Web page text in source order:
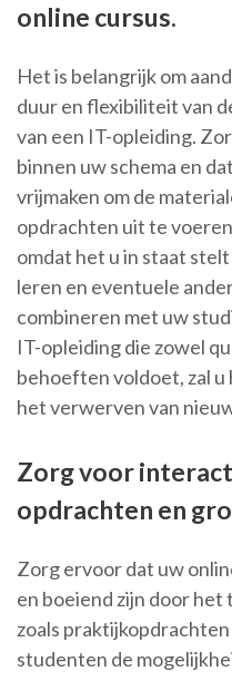
online cursus.
Het is belangrijk om
duur en flexibiliteit van
van een IT-opleiding.
binnen uw schema en
vrijmaken om de
opdrachten uit te
omdat het u in staat
leren en eventuele
combineren met uw
IT-opleiding die zowel
behoeften voldoet, zal u
het verwerven van
Zorg voor
opdrachten en
Zorg ervoor dat uw
en boeiend zijn door
zoals
studenten de